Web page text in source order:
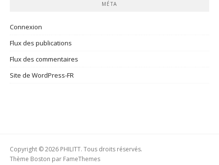
MÉTA
Connexion
Flux des publications
Flux des commentaires
Site de WordPress-FR
Copyright © 2026 PHILITT. Tous droits réservés.
Thème Boston par FameThemes